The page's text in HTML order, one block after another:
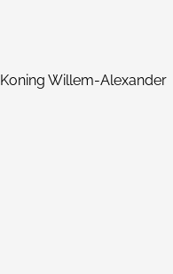
Willem-Alexander